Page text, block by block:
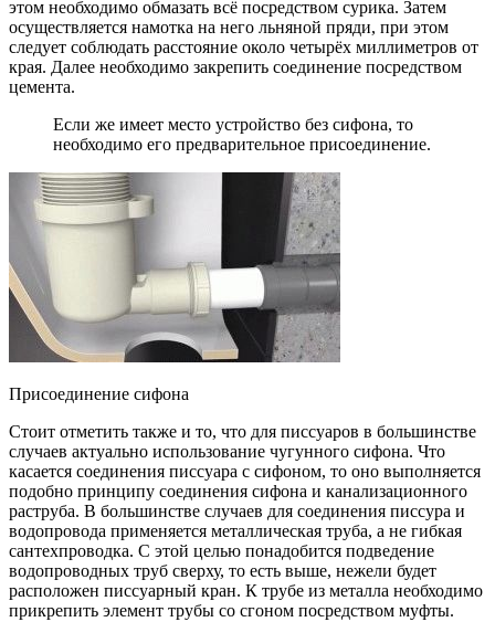
этом необходимо обмазать всё посредством сурика. Затем
осуществляется намотка на него льняной пряди, при этом
следует соблюдать расстояние около четырёх миллиметров от
края. Далее необходимо закрепить соединение посредством
цемента.
Если же имеет место устройство без сифона, то
необходимо его предварительное присоединение.
Присоединение сифона
Стоит отметить также и то, что для писсуаров в большинстве
случаев актуально использование чугунного сифона. Что
касается соединения писсуара с сифоном, то оно выполняется
подобно принципу соединения сифона и канализационного
раструба. В большинстве случаев для соединения писсура и
водопровода применяется металлическая труба, а не гибкая
сантехпроводка. С этой целью понадобится подведение
водопроводных труб сверху, то есть выше, нежели будет
расположен писсуарный кран. К трубе из металла необходимо
прикрепить элемент трубы со сгоном посредством муфты.